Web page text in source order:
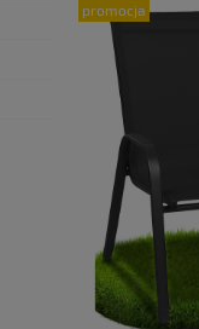
promocja